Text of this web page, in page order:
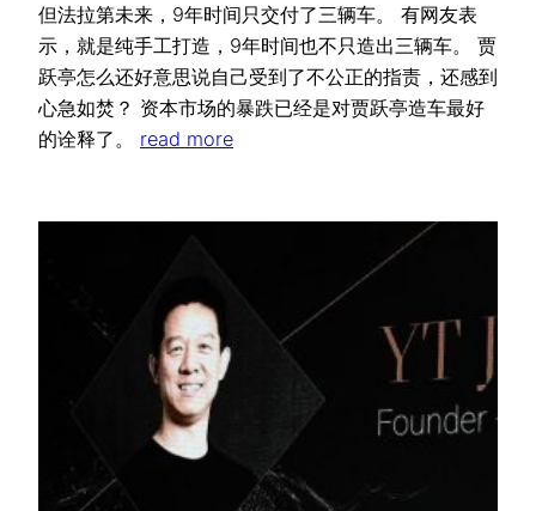
但法拉第未来，9年时间只交付了三辆车。 有网友表
示，就是纯手工打造，9年时间也不只造出三辆车。 贾
跃亭怎么还好意思说自己受到了不公正的指责，还感到
心急如焚？ 资本市场的暴跌已经是对贾跃亭造车最好
的诠释了。 read more